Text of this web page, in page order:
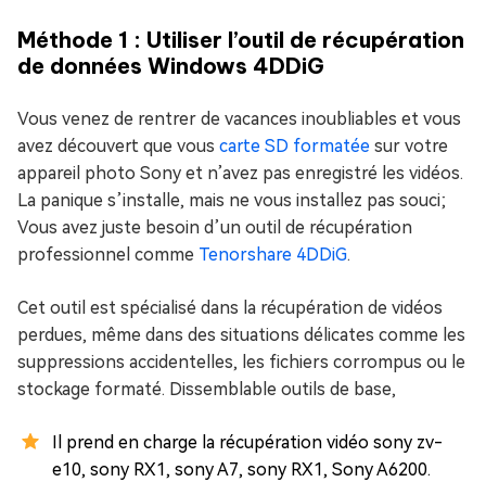
Méthode 1 : Utiliser l’outil de récupération
de données Windows 4DDiG
Vous venez de rentrer de vacances inoubliables et vous
avez découvert que vous carte SD formatée sur votre
appareil photo Sony et n’avez pas enregistré les vidéos.
La panique s’installe, mais ne vous installez pas souci;
Vous avez juste besoin d’un outil de récupération
professionnel comme Tenorshare 4DDiG.
Cet outil est spécialisé dans la récupération de vidéos
perdues, même dans des situations délicates comme les
suppressions accidentelles, les fichiers corrompus ou le
stockage formaté. Dissemblable outils de base,
Il prend en charge la récupération vidéo sony zv-
e10, sony RX1, sony A7, sony RX1, Sony A6200.